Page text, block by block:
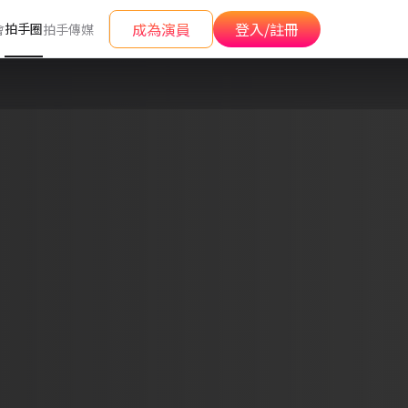
拍手圈拍手傳媒 成為演員 登入/註冊